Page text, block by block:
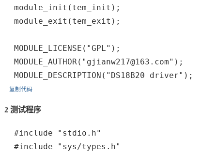
module_init(tem_init);
module_exit(tem_exit);
MODULE_LICENSE("GPL");
MODULE_AUTHOR("gjianw217@163.com");
MODULE_DESCRIPTION("DS18B20 driver");
复制代码
2 测试程序
#include "stdio.h"
#include "sys/types.h"